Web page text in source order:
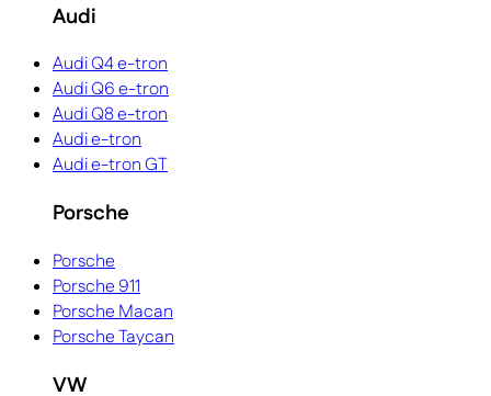
Audi
Audi Q4 e-tron
Audi Q6 e-tron
Audi Q8 e-tron
Audi e-tron
Audi e-tron GT
Porsche
Porsche
Porsche 911
Porsche Macan
Porsche Taycan
VW